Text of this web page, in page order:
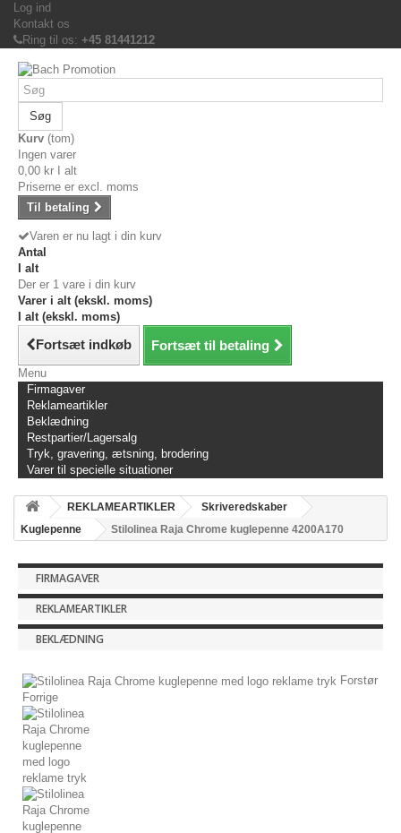
Log ind
Kontakt os
Ring til os: +45 81441212
Søg
Kurv (tom)
Ingen varer
0,00 kr
I alt
Priserne er excl. moms
Til betaling
Varen er nu lagt i din kurv
Antal
I alt
Der er 1 vare i din kurv
Varer i alt (ekskl. moms)
I alt (ekskl. moms)
Fortsæt indkøb Fortsæt til betaling
Menu
Firmagaver
Reklameartikler
Beklædning
Restpartier/Lagersalg
Tryk, gravering, ætsning, brodering
Varer til specielle situationer
REKLAMEARTIKLER
Skriveredskaber
Kuglepenne
Stilolinea Raja Chrome kuglepenne 4200A170
FIRMAGAVER
REKLAMEARTIKLER
BEKLÆDNING
Forstør
Forrige